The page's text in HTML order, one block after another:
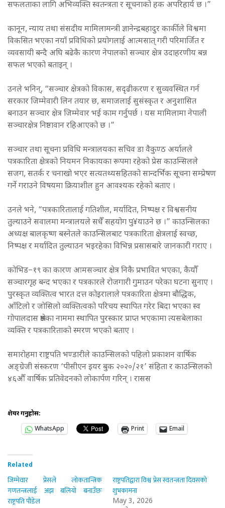
सफलताका लागि अभिव्यक्ति स्वतन्त्रता र सूचनाको हक अपरिहार्य छ ।”
कानून, न्याय तथा संसदीय मामिलामन्त्री ज्ञानेन्द्रबहादुर कार्कीले विश्वमा
विकसित भएका नयाँ प्रविधिको प्रयोगलाई आत्मसात् गरी परिमार्जित र
व्यवसायी बन्दै अघि बढेकै कारण नेपालको सञ्चार क्षेत्र उदाहरणीय बन्न
सफल भएको बताइन् ।
उनले भनिन्, “सञ्चार क्षेत्रको विकास, सदृढीकरण र सुव्यवस्थित गर्न
सरकार जिम्मेवारी लिन तयार छ, समाजलाई सुसंस्कृत र अनुशासित
बनाउन सञ्चार क्षेत्र जिम्मेवार भई काम गर्नुपर्छ । यस मामिलामा नेपाली
सञ्चारक्षेत्र निष्ठावान रहिआएको छ ।”
सञ्चार तथा सूचना प्रविधि मन्त्रालयका सचिव डा वैकुण्ठ अर्यालले
पत्रकारिता क्षेत्रको नियमन निकायका रूपमा रहेको प्रेस काउन्सिलले
सजग, सतर्क र चनाखो भएर सत्यतथ्यसहितको सान्दर्भिक सूचना सम्प्रेषण
गर्ने गराउने विषयमा क्रियाशील हुन आवश्यक रहेको बताए ।
उनले भने, “पत्रकारितालाई गतिशील, मर्यादित, निष्पक्ष र विश्वसनीय
तुल्याउने सवालमा मन्त्रालयले सधैँ सहयोग पु¥याउने छ ।” काउन्सिलका
अध्यक्ष बालकृष्ण बस्नेतले काउन्सिलबाट पत्रकारिता क्षेत्रलाई स्वच्छ,
निष्पक्ष र मर्यादित तुल्याउन भइरहेका विभिन्न प्रसासबारे जानकारी गराए ।
कोभिड–१९ का कारण आमसञ्चार क्षेत्र निकै प्रभावित भएका, कैयौँ
सञ्चारगृह बन्द भएका र पत्रकारले रोजगारी गुमाउन परेका घटना सुनाए ।
पुरस्कृत व्यक्तित्व भारत दत्त कोइरालाले पत्रकारिता क्षेत्रमा बौद्धिक,
आँटिलो र जोसिलो व्यक्तित्वको परिचय स्थापित गरेर बिदा भएका स्व
गोपालदास श्रेष्ठका नाममा स्थापित पुरस्कार प्राप्त भएकामा त्यसबेलाका
व्यक्ति र पत्रकारिताको स्मरण भएको बताए ।
समारोहमा राष्ट्रपति भण्डारीले काउन्सिलको पहिलो प्रकाशन वार्षिक
अङ्ग्रेजी संस्करण ‘पीसीएन इयर बुक २०२०/२१’ संहिता र काउन्सिलको
४६औँ वार्षिक प्रतिवेदनको लोकार्पण गरिन् । रासस
शेयर गर्नुहोस:
WhatsApp
Print Email
Related
जिम्मेवार प्रेसले लोकतान्त्रिक
गणतन्त्रलाई अझ बलियो बनाउँछः
राष्ट्रपति पौडेल
राष्ट्रपतिद्वारा विश्व प्रेस स्वतन्त्रता दिवसको
शुभकामना
May 3, 2026